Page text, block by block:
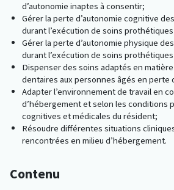
d’autonomie inaptes à consentir;
Gérer la perte d’autonomie cognitive
durant l’exécution de soins
Gérer la perte d’autonomie physique
durant l’exécution de soins
Dispenser des soins adaptés en
dentaires aux personnes âgés en perte
Adapter l’environnement de travail en
d’hébergement et selon les conditions
cognitives et médicales du résident;
Résoudre différentes situations
rencontrées en milieu d’hébergement.
Contenu